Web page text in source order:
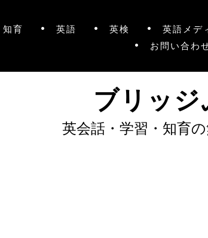
知育 英語 英検 英語メデ
お問い合わ
ブリッ
英会話・学習・知育